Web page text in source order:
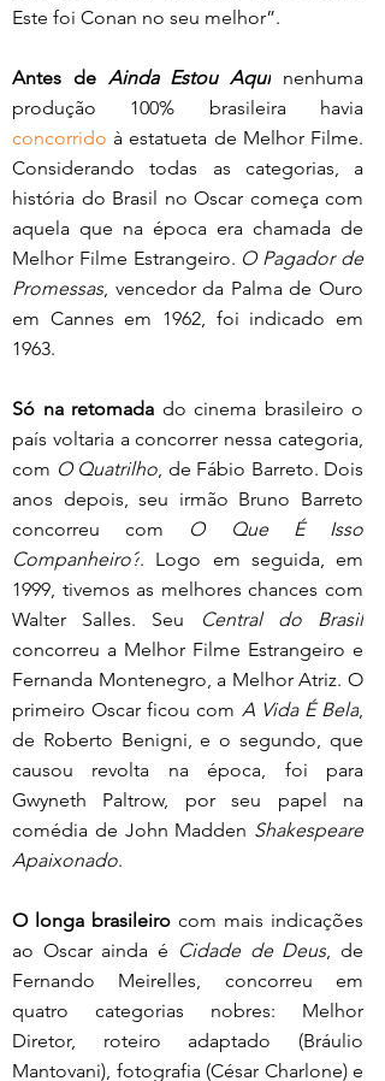
Este foi Conan no seu melhor”.
Antes de Ainda Estou Aqui nenhuma
concorrido à estatueta de Melhor Filme.
Considerando todas as categorias, a
história do Brasil no Oscar começa com
aquela que na época era chamada de
Melhor Filme Estrangeiro. O Pagador de
Promessas , vencedor da Palma de Ouro
em Cannes em 1962, foi indicado em
1963.
Só na retomada do cinema brasileiro o
país voltaria a concorrer nessa categoria,
com O Quatrilho , de Fábio Barreto. Dois
anos depois, seu irmão Bruno Barreto
concorreu com O Que É Isso
Companheiro?. Logo em seguida, em
1999, tivemos as melhores chances com
Walter Salles. Seu
Central do Brasil
concorreu a Melhor Filme Estrangeiro e
Fernanda Montenegro, a Melhor Atriz. O
primeiro Oscar ficou com A Vida É Bela
de Roberto Benigni, e o segundo, que
causou revolta na época, foi para
Gwyneth Paltrow, por seu papel na
comédia de John Madden Shakespeare
Apaixonado.
O longa brasileiro com mais indicações
ao Oscar ainda é Cidade de Deus , de
Fernando Meirelles, concorreu em
quatro categorias nobres: Melhor
Diretor, roteiro adaptado (Bráulio
Mantovani), fotografia (César Charlone) e